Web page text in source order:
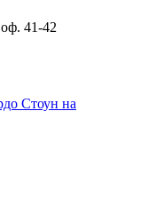
41-42